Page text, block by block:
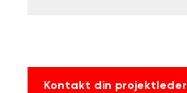
Kontakt din projektleder